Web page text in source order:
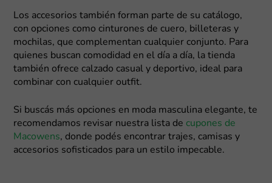
Los accesorios también forman parte de su catálogo,
con opciones como cinturones de cuero, billeteras y
mochilas, que complementan cualquier conjunto. Para
quienes buscan comodidad en el día a día, la tienda
también ofrece calzado casual y deportivo, ideal para
combinar con cualquier outfit.
Si buscás más opciones en moda masculina elegante, te
recomendamos revisar nuestra lista de cupones de
Macowens, donde podés encontrar trajes, camisas y
accesorios sofisticados para un estilo impecable.